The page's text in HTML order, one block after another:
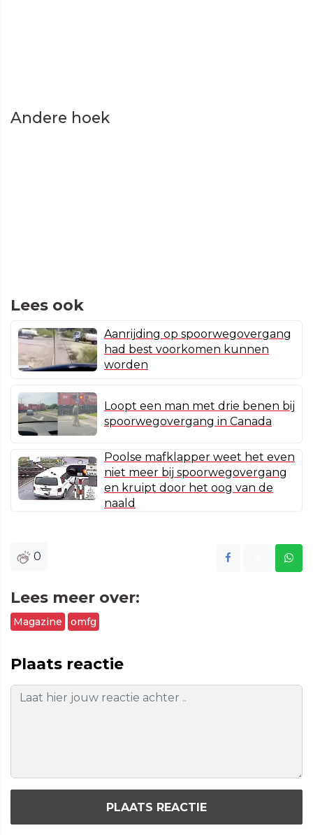
Andere hoek
Lees ook
Aanrijding op spoorwegovergang
had best voorkomen kunnen
worden
Loopt een man met drie benen bij
spoorwegovergang in Canada
Poolse mafklapper weet het even
niet meer bij spoorwegovergang
en kruipt door het oog van de
naald
0
Lees meer over:
Magazine omfg
Plaats reactie
PLAATS REACTIE